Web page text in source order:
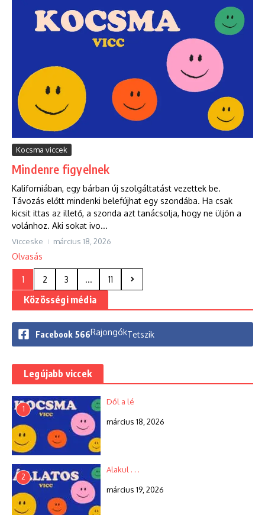
Kocsma viccek
Mindenre figyelnek
Kaliforniában, egy bárban új szolgáltatást vezettek be.
Távozás előtt mindenki belefújhat egy szondába. Ha csak
kicsit ittas az illető, a szonda azt tanácsolja, hogy ne üljön a
volánhoz. Aki sokat ivo...
Vicceske március 18, 2026
Olvasás
1 2 3 ... 11
Közösségi média
Facebook 566RajongókTetszik
Legújabb viccek
1
Dől a lé
március 18, 2026
2
Alakul . . .
március 19, 2026